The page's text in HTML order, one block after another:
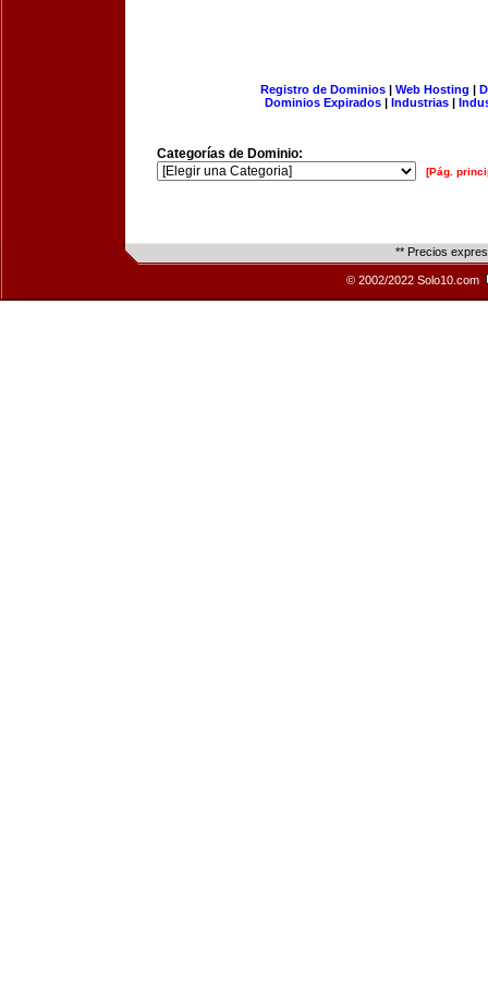
Registro de Dominios| Web Hosting |
Dominios Expirados | Industrias |
Categorías de Dominio:
[Pág.
** Precios
© 2002/2022 Solo10.com